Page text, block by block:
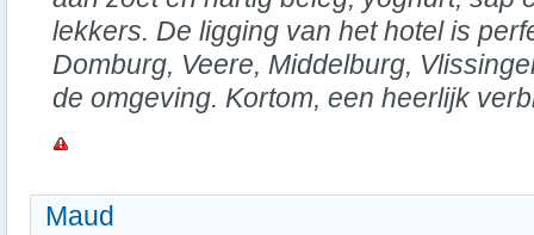
lekkers. De ligging van het hotel is
Domburg, Veere, Middelburg,
de omgeving. Kortom, een heerlijk
Maud